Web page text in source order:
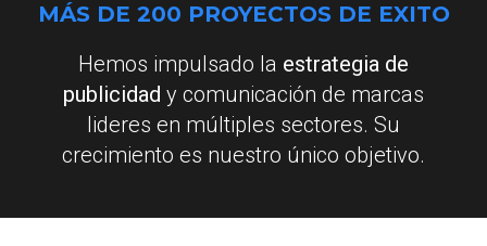
MÁS DE 200 PROYECTOS DE EXITO
Hemos impulsado la estrategia de
publicidad y comunicación de marcas
lideres en múltiples sectores. Su
crecimiento es nuestro único objetivo.